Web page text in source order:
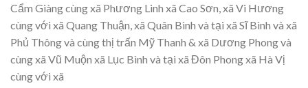
Cẩm Giàng cùng xã Phương Linh xã Cao Sơn, xã Vi Hương
cùng với xã Quang Thuận, xã Quân Bình và tại xã Sĩ Bình và xã
Phủ Thông và cùng thị trấn Mỹ Thanh & xã Dương Phong và
cùng xã Vũ Muộn xã Lục Bình và tại xã Đôn Phong xã Hà Vị
cùng với xã